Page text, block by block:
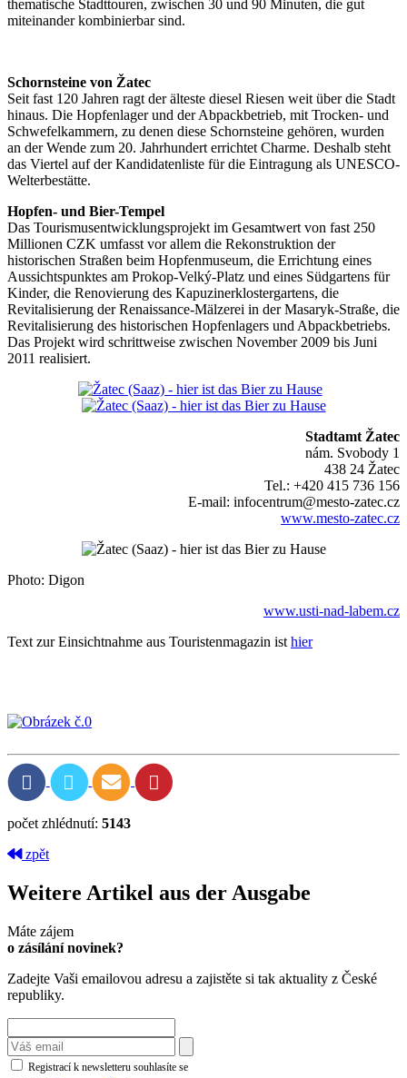
thematische Stadttouren, zwischen 30 und 90 Minuten, die gut
miteinander kombinierbar sind.
Schornsteine von Žatec
Seit fast 120 Jahren ragt der älteste diesel Riesen weit über die Stadt
hinaus. Die Hopfenlager und der Abpackbetrieb, mit Trocken- und
Schwefelkammern, zu denen diese Schornsteine gehören, wurden
an der Wende zum 20. Jahrhundert errichtet Charme. Deshalb steht
das Viertel auf der Kandidatenliste für die Eintragung als UNESCO-
Welterbestätte.
Hopfen- und Bier-Tempel
Das Tourismusentwicklungsprojekt im Gesamtwert von fast 250
Millionen CZK umfasst vor allem die Rekonstruktion der
historischen Straßen beim Hopfenmuseum, die Errichtung eines
Aussichtspunktes am Prokop-Velký-Platz und eines Südgartens für
Kinder, die Renovierung des Kapuzinerklostergartens, die
Revitalisierung der Renaissance-Mälzerei in der Masaryk-Straße, die
Revitalisierung des historischen Hopfenlagers und Abpackbetriebs.
Das Projekt wird schrittweise zwischen November 2009 bis Juni
2011 realisiert.
Stadtamt Žatec
nám. Svobody 1
438 24 Žatec
Tel.: +420 415 736 156
E-mail: infocentrum@mesto-zatec.cz
www.mesto-zatec.cz
Photo: Digon
www.usti-nad-labem.cz
Text zur Einsichtnahme aus Touristenmagazin ist hier
počet zhlédnutí: 5143
zpět
Weitere Artikel aus der Ausgabe
Máte zájem
o zásílání novinek?
Zadejte Vaši emailovou adresu a zajistěte si tak aktuality z České
republiky.
Registrací k newsletteru souhlasíte se